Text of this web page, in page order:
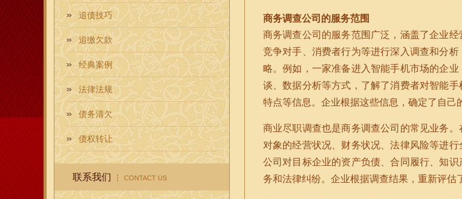
追债技巧
追缴欠款
经典案例
法律法规
债务清欠
债权转让
联系我们 CONTACT US
商务调查公司的服务范围
商务调查公司的服务范围广泛，涵盖了企业
竞争对手、消费者行为等进行深入调查和分
略。例如，一家准备进入智能手机市场的企
谈、数据分析等方式，了解了消费者对智能
特点等信息。企业根据这些信息，确定了自己
商业尽职调查也是商务调查公司的常见业务
对象的经营状况、财务状况、法律风险等进
公司对目标企业的资产负债、合同履行、知
务和法律纠纷。企业根据调查结果，重新评估